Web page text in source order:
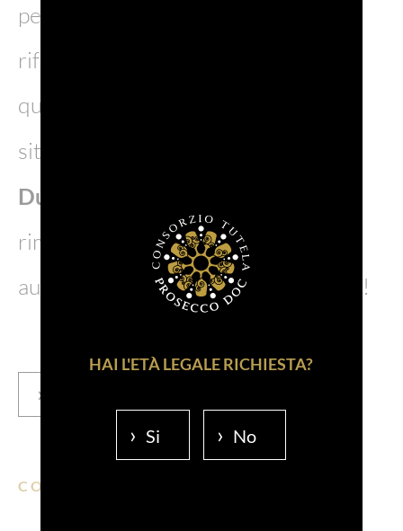
per adulterio e dal quale evase per
rifugiarsi poi a Parigi. Il carcere in
questione sono i celebri Piombi,
situati nei sotterranei del
Ducale
rimangono uno dei luoghi più
autentici e suggestivi di tutta la città!
CONDIVIDI SU:
HAI L'ETÀ LEGALE RICHIESTA?
Si No